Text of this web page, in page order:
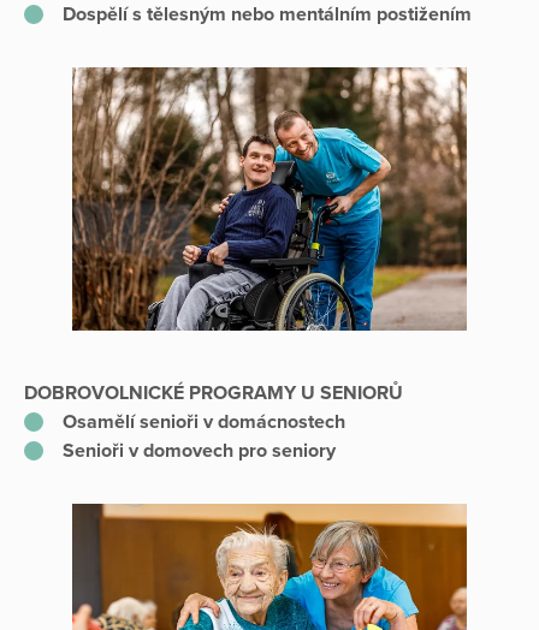
Dospělí s tělesným nebo mentálním postižením
DOBROVOLNICKÉ PROGRAMY U SENIORŮ
Osamělí senioři v domácnostech
Senioři v domovech pro seniory